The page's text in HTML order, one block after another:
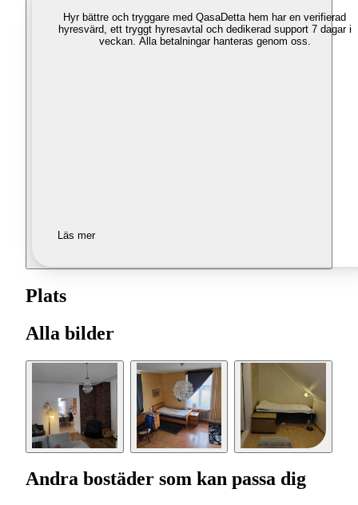
Hyr bättre och tryggare med QasaDetta hem har en verifierad
hyresvärd, ett tryggt hyresavtal och dedikerad support 7 dagar i
veckan. Alla betalningar hanteras genom oss.
Läs mer
Plats
Alla bilder
Andra bostäder som kan passa dig